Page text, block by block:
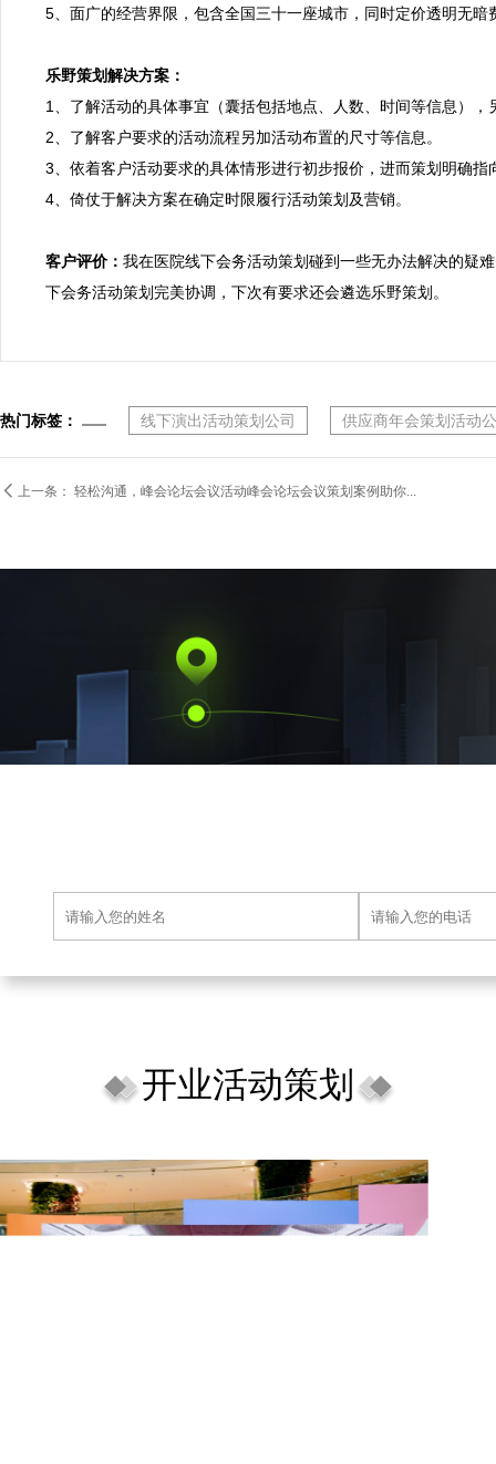
5、面广的经营界限，包含全国三十一座城市，同时定价透明无暗
乐野策划解决方案：
1、了解活动的具体事宜（囊括包括地点、人数、时间等信息），
2、了解客户要求的活动流程另加活动布置的尺寸等信息。
3、依着客户活动要求的具体情形进行初步报价，进而策划明确指
4、倚仗于解决方案在确定时限履行活动策划及营销。
客户评价： 我在医院线下会务活动策划碰到一些无办法解决的疑
下会务活动策划完美协调，下次有要求还会遴选乐野策划。
热门标签： 线下演出活动策划公司 供应商年会策划活动
 上一条： 轻松沟通，峰会论坛会议活动峰会论坛会议策划案例助你...
开业活动策划